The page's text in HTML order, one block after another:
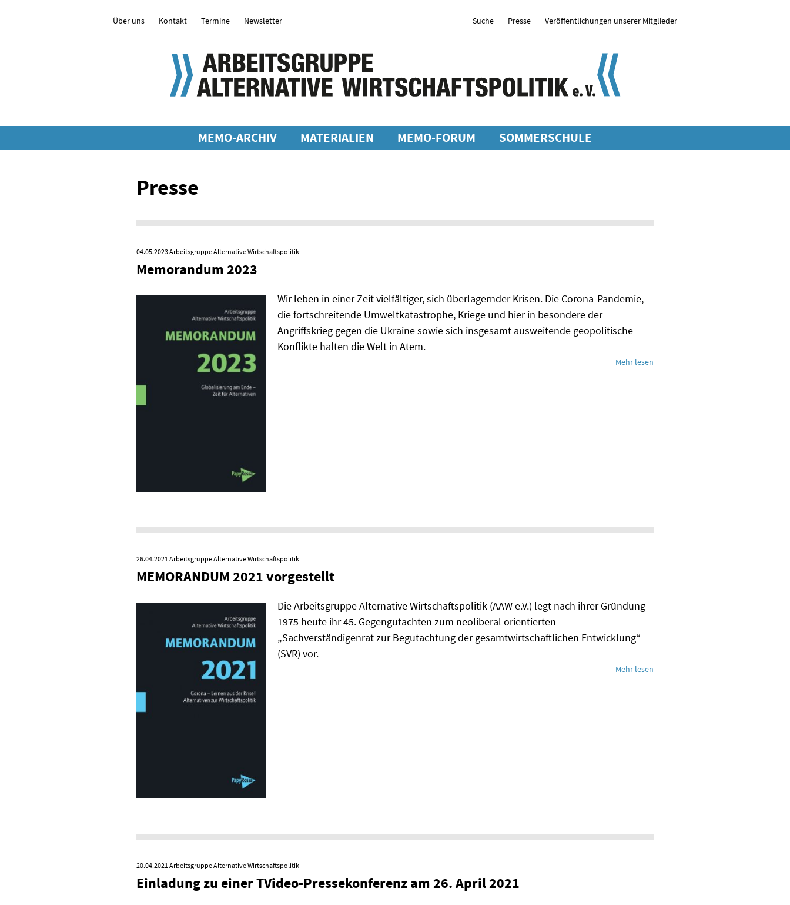
MEMO-ARCHIV MATERIALIEN MEMO-FORUM SOMMERSCHULE
Über uns Kontakt Termine Newsletter Suche Presse Veröffentlichungen unserer Mitglieder
Presse
04.05.2023Arbeitsgruppe Alternative Wirtschaftspolitik
Memorandum 2023
Wir leben in einer Zeit vielfältiger, sich überlagernder Krisen. Die Corona-Pandemie,
die fortschreitende Umweltkatastrophe, Kriege und hier in besondere der
Angriffskrieg gegen die Ukraine sowie sich insgesamt ausweitende geopolitische
Konflikte halten die Welt in Atem.
Mehr lesen
26.04.2021 Arbeitsgruppe Alternative Wirtschaftspolitik
MEMORANDUM 2021 vorgestellt
Die Arbeitsgruppe Alternative Wirtschaftspolitik (AAW e.V.) legt nach ihrer Gründung
1975 heute ihr 45. Gegengutachten zum neoliberal orientierten
„Sachverständigenrat zur Begutachtung der gesamtwirtschaftlichen Entwicklung“
(SVR) vor.
Mehr lesen
20.04.2021Arbeitsgruppe Alternative Wirtschaftspolitik
Einladung zu einer TVideo-Pressekonferenz am 26. April 2021